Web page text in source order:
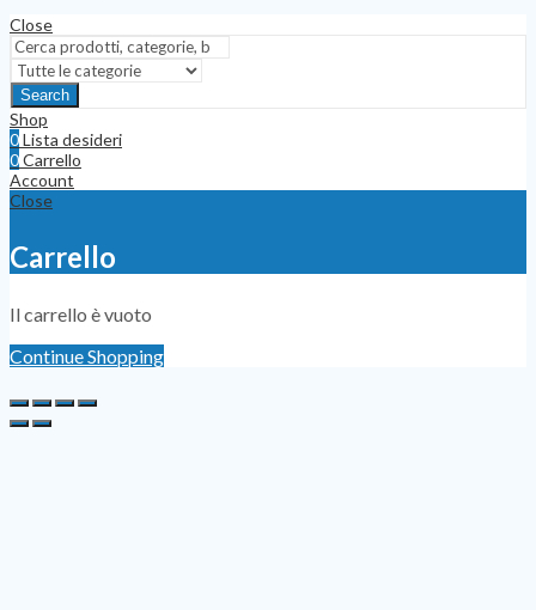
Close
Search
Shop
0Lista desideri
0Carrello
Account
Close
Carrello
Il carrello è vuoto
Continue Shopping